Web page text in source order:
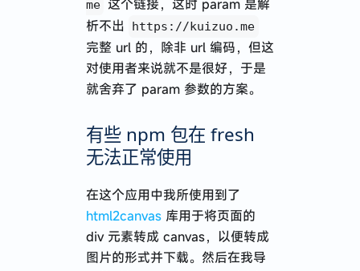
me 这个链接，这时 param 是解
析不出
https://kuizuo.me
完整 url 的，除非 url 编码，但这
对使用者来说就不是很好，于是
就舍弃了 param 参数的方案。
有些 npm 包在 fresh
无法正常使用
在这个应用中我所使用到了
html2canvas库用于将页面的
div 元素转成 canvas，以便转成
图片的形式并下载。然后在我导